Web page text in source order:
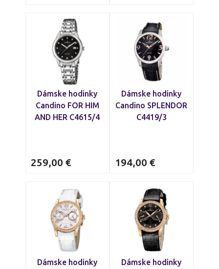
Dámske hodinky
Candino FOR HIM
AND HER C4615/4
259,00 €
Dámske hodinky
Candino SPLENDOR
C4419/3
194,00 €
Dámske hodinky
Dámske hodinky